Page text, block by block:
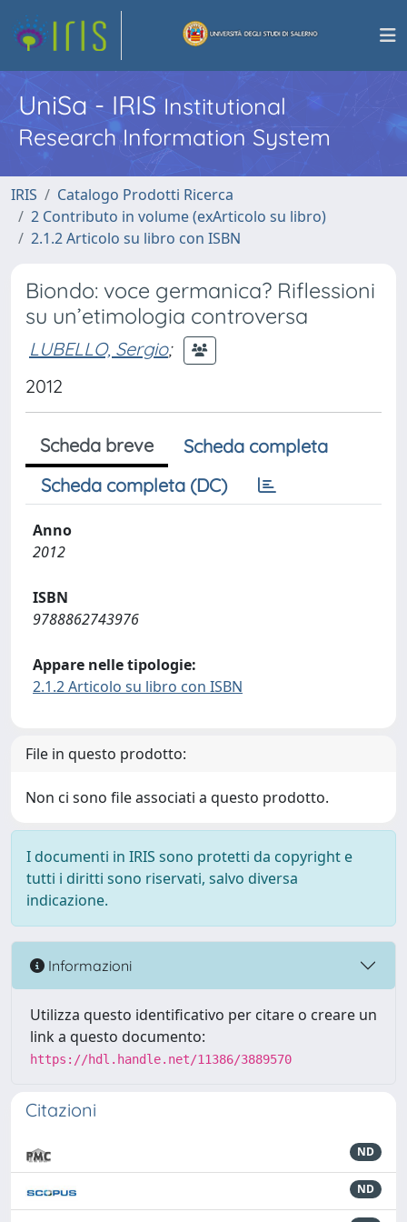
UniSa - IRISInstitutional
Research Information System
IRIS
Catalogo Prodotti Ricerca
2 Contributo in volume (exArticolo su libro)
2.1.2 Articolo su libro con ISBN
Biondo: voce germanica? Riflessioni
su un’etimologia controversa
LUBELLO, Sergio;
2012
Scheda breve
Scheda completa
Scheda completa (DC)
Anno
2012
ISBN
9788862743976
Appare nelle tipologie:
2.1.2 Articolo su libro con ISBN
File in questo prodotto:
Non ci sono file associati a questo prodotto.
I documenti in IRIS sono protetti da copyright e
tutti i diritti sono riservati, salvo diversa
indicazione.
Informazioni
Utilizza questo identificativo per citare o creare un
link a questo documento:
https://hdl.handle.net/11386/3889570
Citazioni
ND
ND